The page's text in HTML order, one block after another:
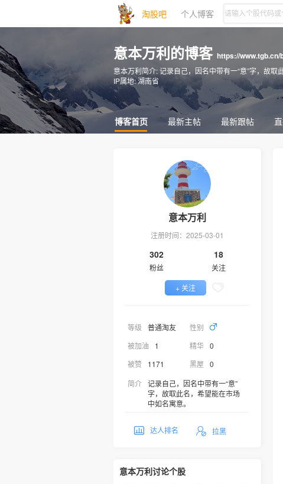
淘股吧 个人博客
意本万利的博客 https://www.tgb.cn/
意本万利简介:记录自己，因名中带有一“意”字，故取
IP属地:湖南省
博客首页 最新主帖 最新跟帖
意本万利
注册时间：2025-03-01
302
粉丝
18
关注
+ 关注
等级 普通淘友
性别
被加油
1 精华 0
被赞
1171 黑屋
0
简介 记录自己，因名中带有一“意”
字，故取此名，希望能在市场
中如名寓意。
达人排名 拉黑
意本万利讨论个股